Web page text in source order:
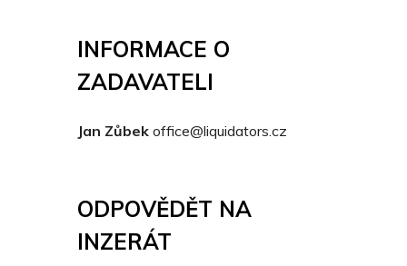
INFORMACE O
ZADAVATELI
Jan Zůbek office@liquidators.cz
ODPOVĚDĚT NA
INZERÁT